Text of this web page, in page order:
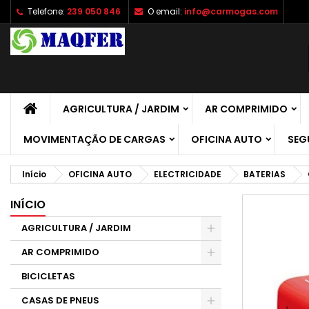
Telefone: 239 050 846 O email: info@carmogas.com
AGRICULTURA / JARDIM AR COMPRIMIDO
MOVIMENTAÇÃO DE CARGAS OFICINA AUTO
Início OFICINA AUTO ELECTRICIDADE BATERIAS
INÍCIO
AGRICULTURA / JARDIM
AR COMPRIMIDO
BICICLETAS
CASAS DE PNEUS